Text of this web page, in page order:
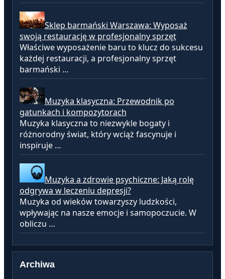
Sklep barmański Warszawa: Wyposaż
swoją restaurację w profesjonalny sprzęt
Właściwe wyposażenie baru to klucz do sukcesu
każdej restauracji, a profesjonalny sprzęt
barmański …
Muzyka klasyczna: Przewodnik po
gatunkach i kompozytorach
Muzyka klasyczna to niezwykle bogaty i
różnorodny świat, który wciąż fascynuje i
inspiruje …
Muzyka a zdrowie psychiczne: Jaką rolę
odgrywa w leczeniu depresji?
Muzyka od wieków towarzyszy ludzkości,
wpływając na nasze emocje i samopoczucie. W
obliczu …
Archiwa